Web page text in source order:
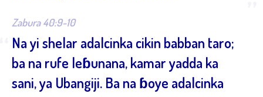
Zabura 40:9-10
Na yi shelar adalcinka cikin babban taro;
ba na rufe leɓunana, kamar yadda ka
sani, ya Ubangiji. Ba na ɓoye adalcinka